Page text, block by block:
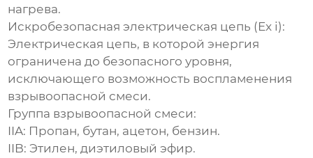
нагрева.
Искробезопасная электрическая цепь (Ex i):
Электрическая цепь, в которой энергия
ограничена до безопасного уровня,
исключающего возможность воспламенения
взрывоопасной смеси.
Группа взрывоопасной смеси:
IIA: Пропан, бутан, ацетон, бензин.
IIB: Этилен, диэтиловый эфир.